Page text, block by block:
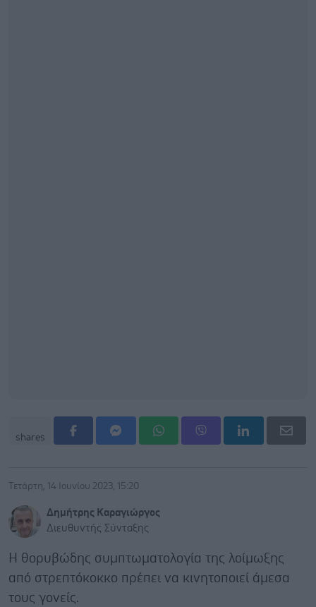
shares
Τετάρτη, 14 Ιουνίου 2023, 15:20
Δημήτρης Καραγιώργος
Διευθυντής Σύνταξης
Η θορυβώδης συμπτωματολογία της λοίμωξης
από στρεπτόκοκκο πρέπει να κινητοποιεί άμεσα
τους γονείς.